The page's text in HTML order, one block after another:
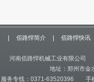
佰路悍简介 佰路悍快讯
河南佰路悍机械工业有限公
地址：郑州市
服务专线：0371-63520396 手